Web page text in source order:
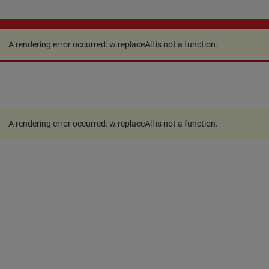
A rendering error occurred:w.replaceAll is not a
function.
A rendering error occurred:w.replaceAll is not a function.
A rendering error occurred:w.replaceAll is not a function.